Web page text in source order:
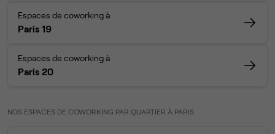
Espaces de coworking à
Paris 19
Espaces de coworking à
Paris 20
NOS ESPACES DE COWORKING PAR QUARTIER À PARIS